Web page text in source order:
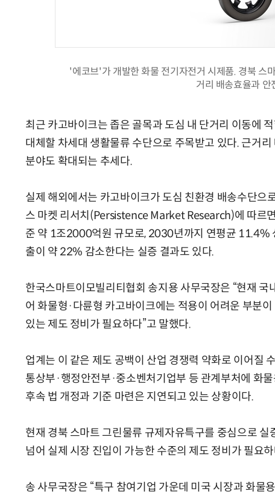
'에코브'가 개발한 화물 전기자전거 시제품. 경북 스
거리 배송효율과 안
최근 카고바이크는 좁은 골목과 도심 내 단거리 이동에
대체할 차세대 생활물류 수단으로 주목받고 있다. 근거
분야도 확대되는 추세다.
실제 해외에서는 카고바이크가 도심 친환경 배송수단으
스 마켓 리서치(Persistence Market Research)에 따르
준 약 1조2000억원 규모로, 2030년까지 연평균 11.4%
출이 약 22% 감소한다는 실증 결과도 있다.
한국스마트이모빌리티협회 송지용 사무국장은 “현재
어 화물형·다륜형 카고바이크에는 적용이 어려운 부분
있는 제도 정비가 필요하다”고 말했다.
업계는 이 같은 제도 공백이 산업 경쟁력 약화로 이어질
통상부·행정안전부·중소벤처기업부 등 관계부처에 화
후속 법 개정과 기준 마련은 지연되고 있는 상황이다.
현재 경북 스마트 그린물류 규제자유특구를 중심으로
넘어 실제 시장 진입이 가능한 수준의 제도 정비가 필요
송 사무국장은 “특구 참여기업 가운데 미국 시장과 화물